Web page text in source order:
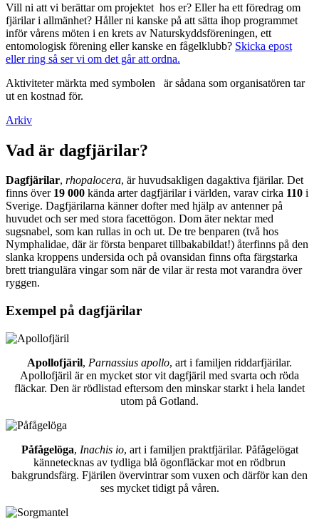
Vill ni att vi berättar om projektet hos er? Eller ha ett föredrag om
fjärilar i allmänhet? Håller ni kanske på att sätta ihop programmet
inför vårens möten i en krets av Naturskyddsföreningen, ett
entomologisk förening eller kanske en fågelklubb? Skicka epost
eller ring så ser vi om det går att ordna.
Aktiviteter märkta med symbolen
är sådana som organisatören tar
ut en kostnad för.
Arkiv
Vad är dagfjärilar?
Dagfjärilar, rhopalocera, är huvudsakligen dagaktiva fjärilar. Det
finns över 19 000 kända arter dagfjärilar i världen, varav cirka 110 i
Sverige. Dagfjärilarna känner dofter med hjälp av antenner på
huvudet och ser med stora facettögon. Dom äter nektar med
sugsnabel, som kan rullas in och ut. De tre benparen (två hos
Nymphalidae, där är första benparet tillbakabildat!) återfinns på den
slanka kroppens undersida och på ovansidan finns ofta färgstarka
brett triangulära vingar som när de vilar är resta mot varandra över
ryggen.
Exempel på dagfjärilar
Apollofjäril, Parnassius apollo, art i familjen riddarfjärilar.
Apollofjäril är en mycket stor vit dagfjäril med svarta och röda
fläckar. Den är rödlistad eftersom den minskar starkt i hela landet
utom på Gotland.
Påfågelöga, Inachis io, art i familjen praktfjärilar. Påfågelögat
kännetecknas av tydliga blå ögonfläckar mot en rödbrun
bakgrundsfärg. Fjärilen övervintrar som vuxen och därför kan den
ses mycket tidigt på våren.